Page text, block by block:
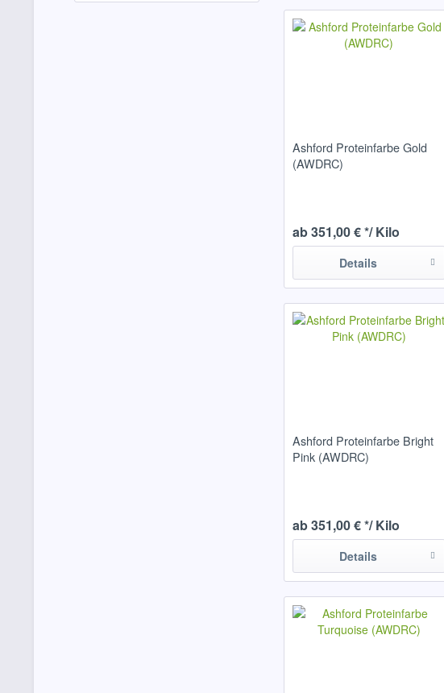
Ashford Proteinfarbe Gold
(AWDRC)
ab 351,00 € */ Kilo
Details
Ashford Proteinfarbe Bright
Pink (AWDRC)
ab 351,00 € */ Kilo
Details